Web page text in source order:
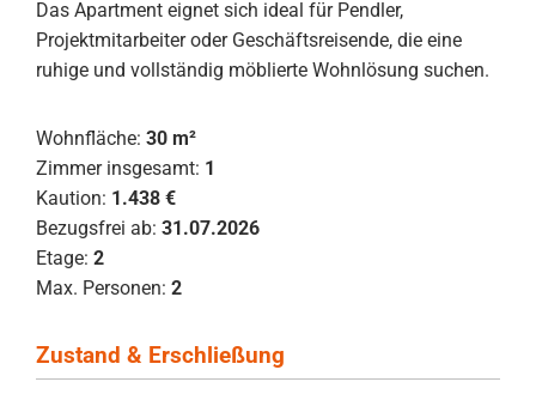
Das Apartment eignet sich ideal für Pendler,
Projektmitarbeiter oder Geschäftsreisende, die eine
ruhige und vollständig möblierte Wohnlösung suchen.
Wohnfläche: 30 m²
Zimmer insgesamt: 1
Kaution: 1.438 €
Bezugsfrei ab: 31.07.2026
Etage: 2
Max. Personen: 2
Zustand & Erschließung